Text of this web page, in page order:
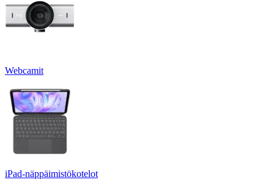
Webcamit
iPad-näppäimistökotelot